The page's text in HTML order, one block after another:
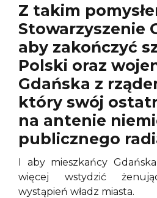
Z takim
Stowarzyszenie
aby zakończyć
Polski oraz
Gdańska z
który swój
na antenie
publicznego
I aby mieszkańcy
więcej wstydzić
wystąpień władz